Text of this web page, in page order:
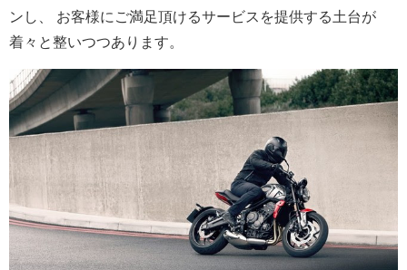
ンし、 お客様にご満足頂けるサービスを提供する土台が
着々と整いつつあ ります。